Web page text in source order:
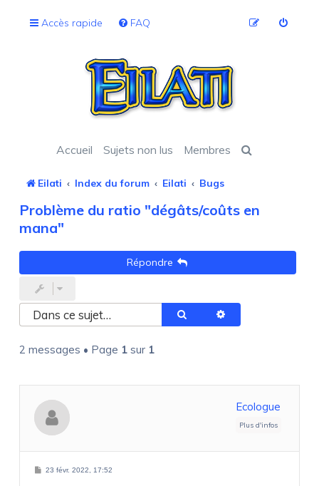
Accès rapide FAQ
Accueil Sujets non lus Membres
Eilati Index du forum Eilati Bugs
Problème du ratio "dégâts/coûts en
mana"
Répondre
Rechercher
2 messages • Page 1 sur 1
Ecologue
M23 févr. 2022, 17:52